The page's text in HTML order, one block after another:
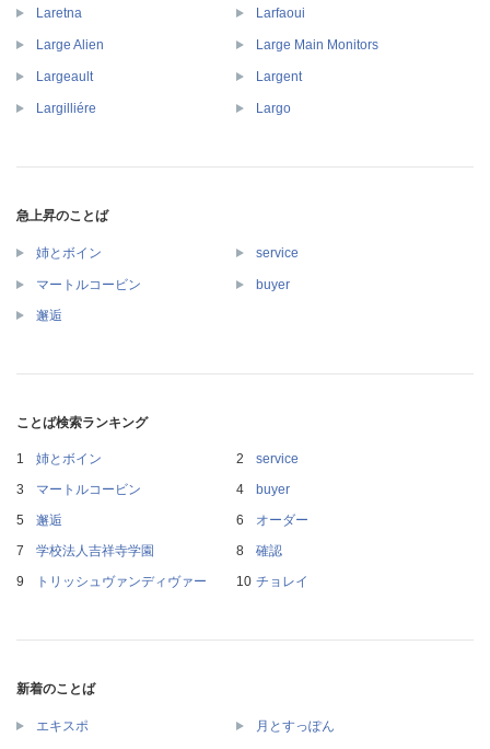
Laretna Larfaoui
Large Alien Large Main Monitors
Largeault Largent
Largilliére Largo
急上昇のことば
姉とボイン service
マートルコービン buyer
邂逅
ことば検索ランキング
姉とボイン
service
マートルコービン
buyer
邂逅
オーダー
学校法人吉祥寺学園
確認
トリッシュヴァンディヴァー
チョレイ
新着のことば
エキスポ 月とすっぽん